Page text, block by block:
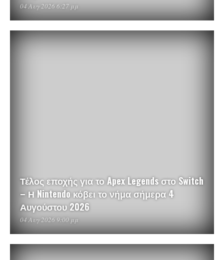
04 Αυγ 2026 6:27 μμ
Τέλος εποχής για το Apex Legends στο Switch
– Η Nintendo κόβει το νήμα σήμερα 4
Αυγούστου 2026
04 Αυγ 2026 9:00 μμ